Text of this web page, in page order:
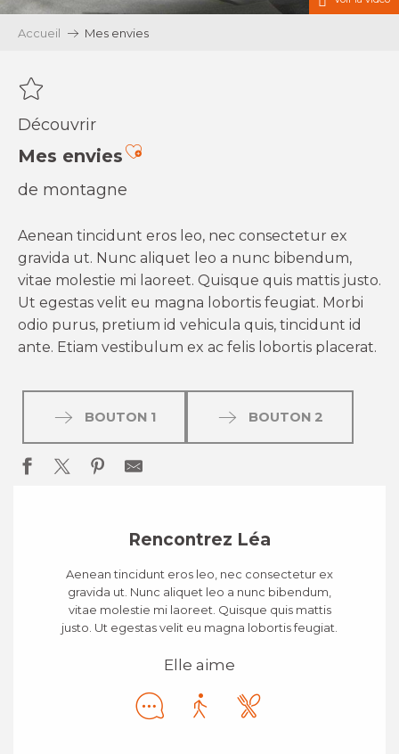
Accueil Mes envies
Découvrir
Mes enviesAjouter aux favoris
de montagne
Aenean tincidunt eros leo, nec consectetur ex
gravida ut. Nunc aliquet leo a nunc bibendum,
vitae molestie mi laoreet. Quisque quis mattis justo.
Ut egestas velit eu magna lobortis feugiat. Morbi
odio purus, pretium id vehicula quis, tincidunt id
ante. Etiam vestibulum ex ac felis lobortis placerat.
BOUTON 1 BOUTON 2
Rencontrez Léa
Aenean tincidunt eros leo, nec consectetur ex
gravida ut. Nunc aliquet leo a nunc bibendum,
vitae molestie mi laoreet. Quisque quis mattis
justo. Ut egestas velit eu magna lobortis feugiat.
Elle aime